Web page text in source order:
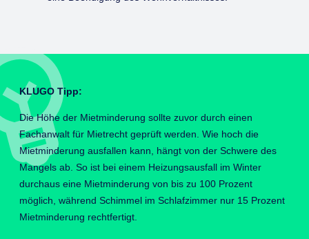
KLUGO Tipp:
Die Höhe der Mietminderung sollte zuvor durch einen
Fachanwalt für Mietrecht geprüft werden. Wie hoch die
Mietminderung ausfallen kann, hängt von der Schwere des
Mangels ab. So ist bei einem Heizungsausfall im Winter
durchaus eine Mietminderung von bis zu 100 Prozent
möglich, während Schimmel im Schlafzimmer nur 15 Prozent
Mietminderung rechtfertigt.